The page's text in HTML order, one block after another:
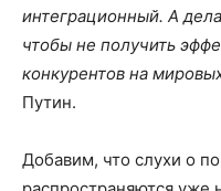
интеграционный. А
чтобы не получить
конкурентов на
Путин.
Добавим, что слухи о